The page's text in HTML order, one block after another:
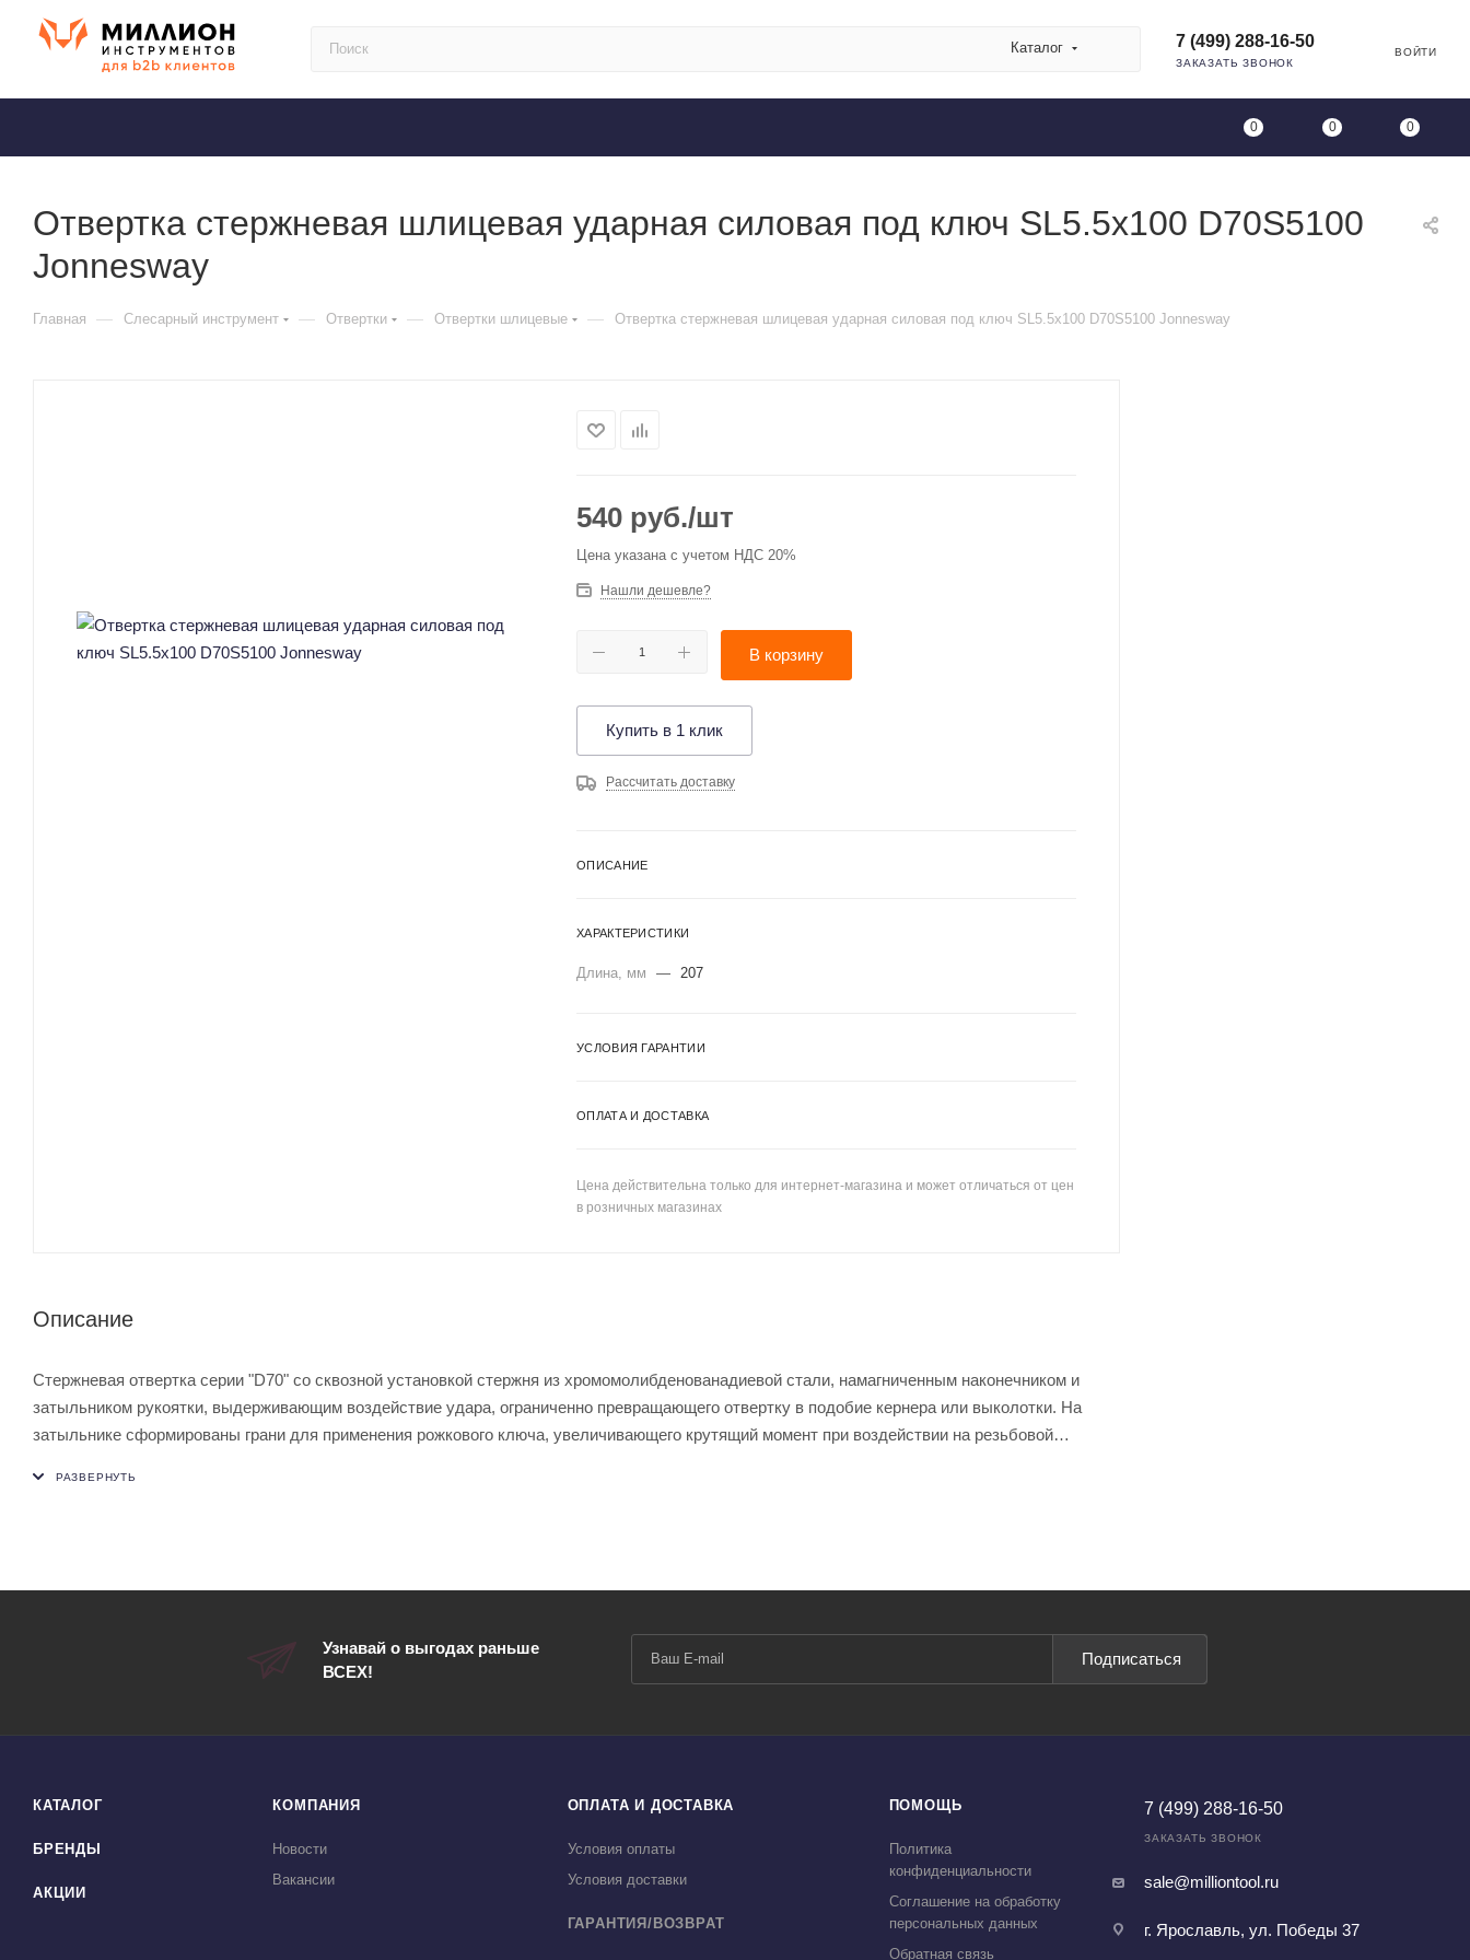
Каталог 7 (499) 288-16-50
ЗАКАЗАТЬ ЗВОНОК
ВОЙТИ
0 0 0
Отвертка стержневая шлицевая ударная силовая под ключ SL5.5х100 D70S5100
Jonnesway
Главная — Слесарный инструмент — Отвертки — Отвертки шлицевые — Отвертка стержневая шлицевая ударная силовая под ключ SL5.5х100 D70S5100 Jonnesway
540 руб./шт
Цена указана с учетом НДС 20%
Нашли дешевле?
В корзину
Купить в 1 клик
Рассчитать доставку
ОПИСАНИЕ
ХАРАКТЕРИСТИКИ
Длина, мм — 207
УСЛОВИЯ ГАРАНТИИ
ОПЛАТА И ДОСТАВКА
Цена действительна только для интернет-магазина и может отличаться от цен
в розничных магазинах
Описание
Стержневая отвертка серии "D70" со сквозной установкой стержня из хромомолибденованадиевой стали, намагниченным наконечником и
затыльником рукоятки, выдерживающим воздействие удара, ограниченно превращающего отвертку в подобие кернера или выколотки. На
затыльнике сформированы грани для применения рожкового ключа, увеличивающего крутящий момент при воздействии на резьбовой
Узнавай о выгодах раньше
ВСЕХ!
Подписаться
КАТАЛОГ
БРЕНДЫ
АКЦИИ
КОМПАНИЯ
Новости
Вакансии
ОПЛАТА И ДОСТАВКА
Условия оплаты
Условия доставки
ГАРАНТИЯ/ВОЗВРАТ
ПОМОЩЬ
Политика
конфиденциальности
Соглашение на обработку
персональных данных
Обратная связь
7 (499) 288-16-50
ЗАКАЗАТЬ ЗВОНОК
sale@milliontool.ru
г. Ярославль, ул. Победы 37